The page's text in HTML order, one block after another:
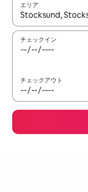
エリア
検索結果が表示され
チェックイン
チェックアウト